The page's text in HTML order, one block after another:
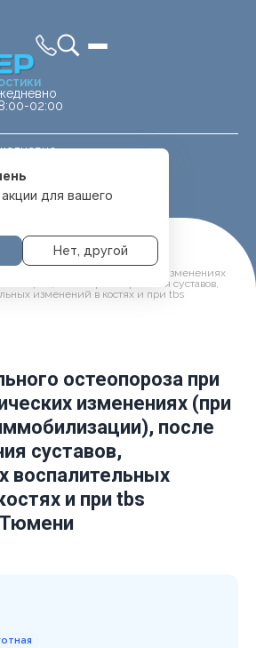
02:00
для вашего
Нет, другой
Денситометрия
при посттравматических изменениях
после протезирования суставов,
изменений в костях и при tbs
остеопороза при
изменениях (при
после
суставов,
воспалительных
и при tbs